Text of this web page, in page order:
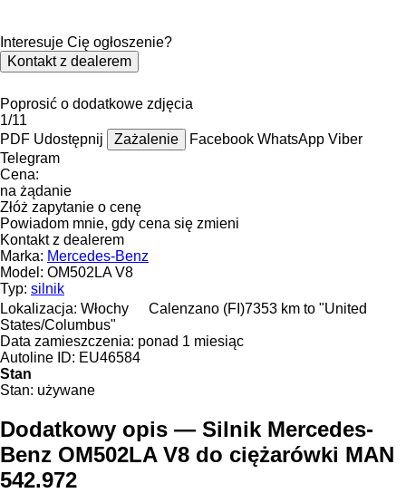
Interesuje Cię ogłoszenie?
Kontakt z dealerem
Poprosić o dodatkowe zdjęcia
1/11
PDF Udostępnij Zażalenie Facebook WhatsApp Viber
Telegram
Cena:
na żądanie
Złóż zapytanie o cenę
Powiadom mnie, gdy cena się zmieni
Kontakt z dealerem
Marka: Mercedes-Benz
Model: OM502LA V8
Typ: silnik
Lokalizacja: Włochy Calenzano (FI)7353 km to "United
States/Columbus"
Data zamieszczenia: ponad 1 miesiąc
Autoline ID: EU46584
Stan
Stan: używane
Dodatkowy opis — Silnik Mercedes-
Benz OM502LA V8 do ciężarówki MAN
542.972